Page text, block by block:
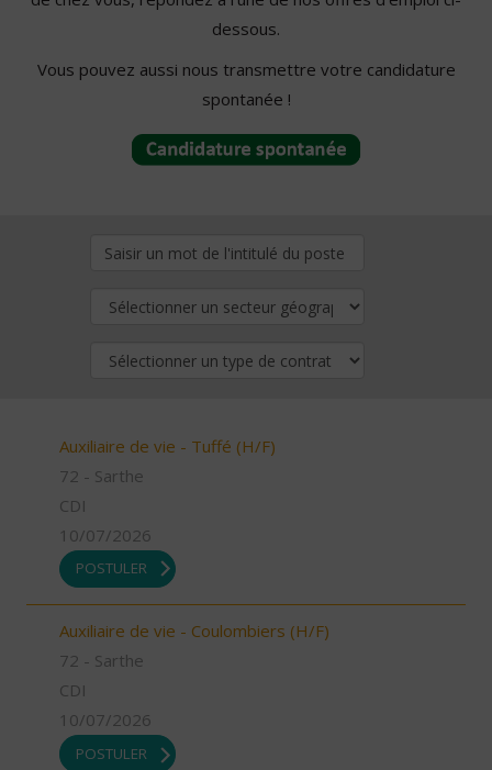
dessous.
Vous pouvez aussi nous transmettre votre candidature
spontanée !
Auxiliaire de vie - Tuffé (H/F)
72 - Sarthe
CDI
10/07/2026
POSTULER
Auxiliaire de vie - Coulombiers (H/F)
72 - Sarthe
CDI
10/07/2026
POSTULER